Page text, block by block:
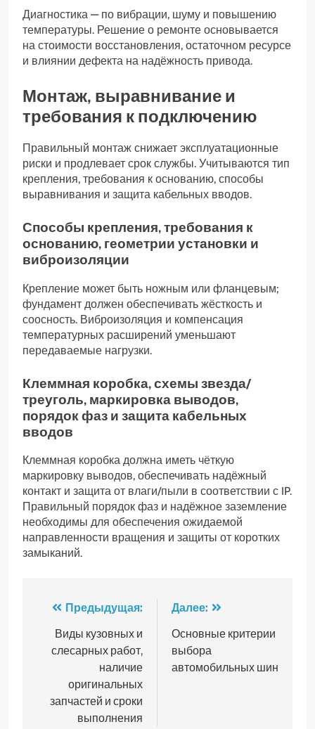
Диагностика — по вибрации, шуму и повышению
температуры. Решение о ремонте основывается
на стоимости восстановления, остаточном ресурсе
и влиянии дефекта на надёжность привода.
Монтаж, выравнивание и
требования к подключению
Правильный монтаж снижает эксплуатационные
риски и продлевает срок службы. Учитываются тип
крепления, требования к основанию, способы
выравнивания и защита кабельных вводов.
Способы крепления, требования к
основанию, геометрии установки и
виброизоляции
Крепление может быть ножным или фланцевым;
фундамент должен обеспечивать жёсткость и
соосность. Виброизоляция и компенсация
температурных расширений уменьшают
передаваемые нагрузки.
Клеммная коробка, схемы звезда/
треуголь, маркировка выводов,
порядок фаз и защита кабельных
вводов
Клеммная коробка должна иметь чёткую
маркировку выводов, обеспечивать надёжный
контакт и защита от влаги/пыли в соответствии с IP.
Правильный порядок фаз и надёжное заземление
необходимы для обеспечения ожидаемой
направленности вращения и защиты от коротких
замыканий.
Навигация
по
записям
Предыдущая:
Виды кузовных и
слесарных работ,
наличие
оригинальных
запчастей и сроки
выполнения
Далее:
Основные критерии
выбора
автомобильных шин